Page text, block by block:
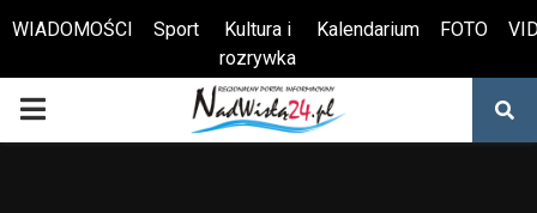
Otwórz pasek narzędzi
WIADOMOŚCI Sport
Kultura i
rozrywka
Kalendarium FOTO
PRIMARY